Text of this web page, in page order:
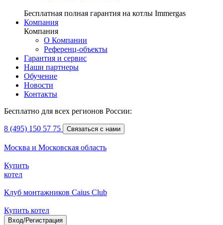
Бесплатная полная гарантия на котлы Immergas
Компания
Компания
О Компании
Референц-объекты
Гарантия и сервис
Наши партнеры
Обучение
Новости
Контакты
Бесплатно для всех регионов России:
8 (495) 150 57 75 Связаться с нами
Москва и Московская область
Купить
котел
Клуб монтажников Caius Club
Купить котел
Вход/Регистрация